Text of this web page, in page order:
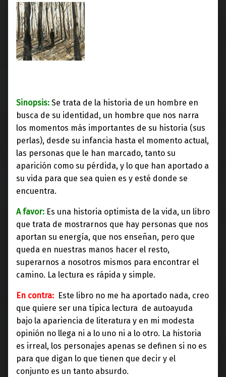
Sinopsis: Se trata de la historia de un hombre en
busca de su identidad, un hombre que nos narra
los momentos más importantes de su historia (sus
perlas), desde su infancia hasta el momento actual,
las personas que le han marcado, tanto su
aparición como su pérdida, y lo que han aportado a
su vida para que sea quien es y esté donde se
encuentra.
A favor: Es una historia optimista de la vida, un libro
que trata de mostrarnos que hay personas que nos
aportan su energía, que nos enseñan, pero que
queda en nuestras manos hacer el resto,
superarnos a nosotros mismos para encontrar el
camino. La lectura es rápida y simple.
En contra: Este libro no me ha aportado nada, creo
que quiere ser una típica lectura de autoayuda
bajo la apariencia de literatura y en mi modesta
opinión no llega ni a lo uno ni a lo otro. La historia
es irreal, los personajes apenas se definen si no es
para que digan lo que tienen que decir y el
conjunto es un tanto absurdo.